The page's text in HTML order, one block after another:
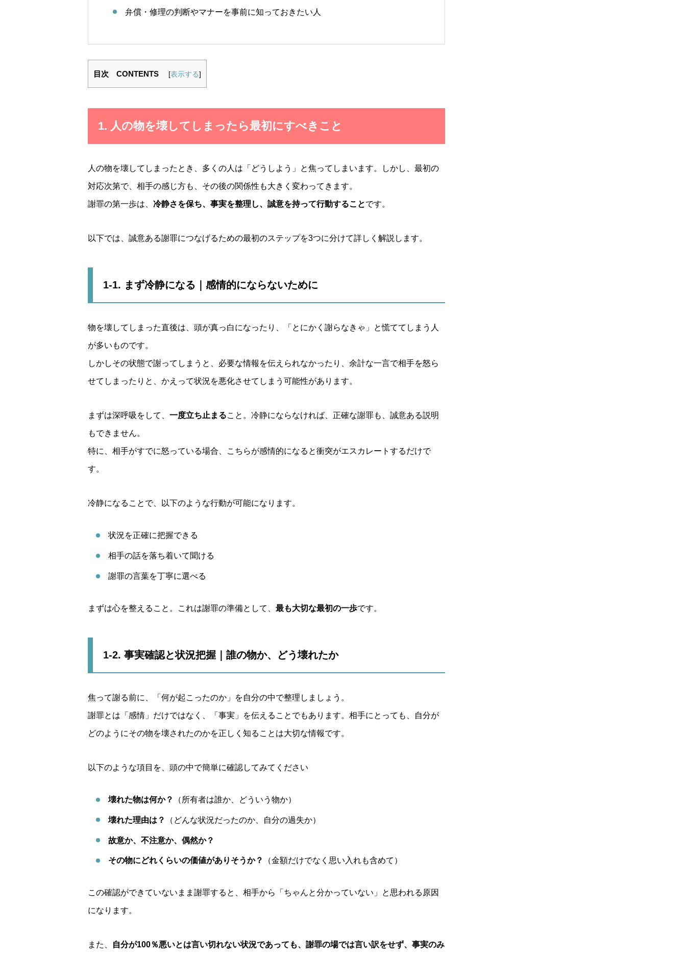
弁償・修理の判断やマナーを事前に知っておきたい人
目次 CONTENTS [表示する]
1. 人の物を壊してしまったら最初にすべきこと
人の物を壊してしまったとき、多くの人は「どうしよう」と焦ってしまいます。しかし、最初の
対応次第で、相手の感じ方も、その後の関係性も大きく変わってきます。
謝罪の第一歩は、 冷静さを保ち、事実を整理し、誠意を持って行動することです。
以下では、誠意ある謝罪につなげるための最初のステップを3つに分けて詳しく解説します。
1-1. まず冷静になる｜感情的にならないために
物を壊してしまった直後は、頭が真っ白になったり、「とにかく謝らなきゃ」と慌ててしまう人
が多いものです。
しかしその状態で謝ってしまうと、必要な情報を伝えられなかったり、余計な一言で相手を怒ら
せてしまったりと、かえって状況を悪化させてしまう可能性があります。
まずは深呼吸をして、 一度立ち止まること。冷静にならなければ、正確な謝罪も、誠意ある説明
もできません。
特に、相手がすでに怒っている場合、こちらが感情的になると衝突がエスカレートするだけで
す。
冷静になることで、以下のような行動が可能になります。
状況を正確に把握できる
相手の話を落ち着いて聞ける
謝罪の言葉を丁寧に選べる
まずは心を整えること。これは謝罪の準備として、 最も大切な最初の一歩です。
1-2. 事実確認と状況把握｜誰の物か、どう壊れたか
焦って謝る前に、「何が起こったのか」を自分の中で整理しましょう。
謝罪とは「感情」だけではなく、「事実」を伝えることでもあります。相手にとっても、自分が
どのようにその物を壊されたのかを正しく知ることは大切な情報です。
以下のような項目を、頭の中で簡単に確認してみてください
壊れた物は何か？ （所有者は誰か、どういう物か）
壊れた理由は？ （どんな状況だったのか、自分の過失か）
故意か、不注意か、偶然か？
その物にどれくらいの価値がありそうか？ （金額だけでなく思い入れも含めて）
この確認ができていないまま謝罪すると、相手から「ちゃんと分かっていない」と思われる原因
になります。
また、 自分が100％悪いとは言い切れない状況であっても、謝罪の場では言い訳をせず、事実のみ